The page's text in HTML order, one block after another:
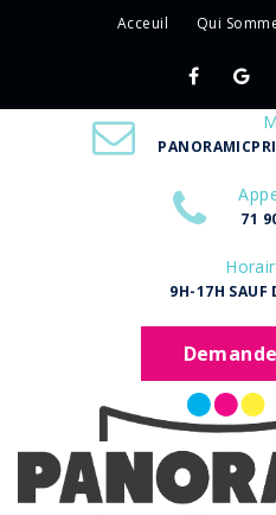
Acceuil Qui
71
9H-17H SAUF